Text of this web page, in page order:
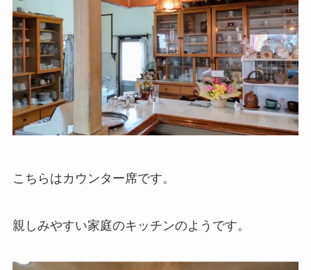
こちらはカウンター席です。
親しみやすい家庭のキッチンのようです。